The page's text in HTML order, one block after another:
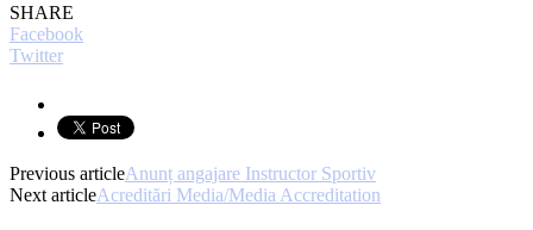
SHARE
Facebook
Twitter
Previous articleAnunț angajare Instructor Sportiv
Next articleAcreditări Media/Media Accreditation